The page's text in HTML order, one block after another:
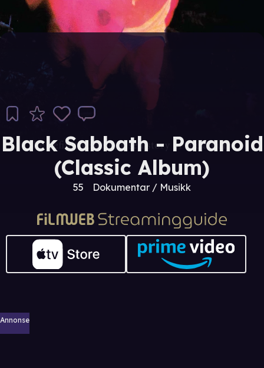
Black Sabbath - Paranoid
(Classic Album)
55 Dokumentar / Musikk
Annonse